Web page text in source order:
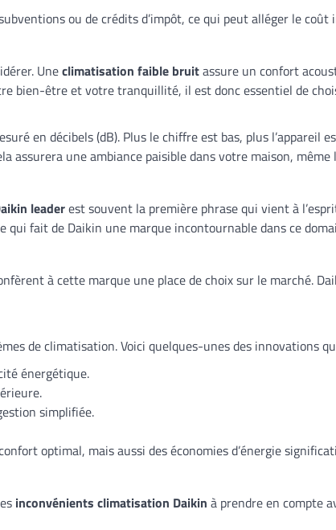
ou de crédits d’impôt, ce qui peut alléger le coût
Uneclimatisation faible bruitassure un confort
bien-être et votre tranquillité, il est donc essentiel de
en décibels (dB). Plus le chiffre est bas, plus l’appareil
assurera une ambiance paisible dans votre maison,
leaderest souvent la première phrase qui vient à
qui fait de Daikin une marque incontournable dans ce
à cette marque une place de choix sur le marché.
de climatisation. Voici quelques-unes des innovations
énergétique.
simplifiée.
optimal, mais aussi des économies d’énergie
inconvénients climatisation Daikin à prendre en compte